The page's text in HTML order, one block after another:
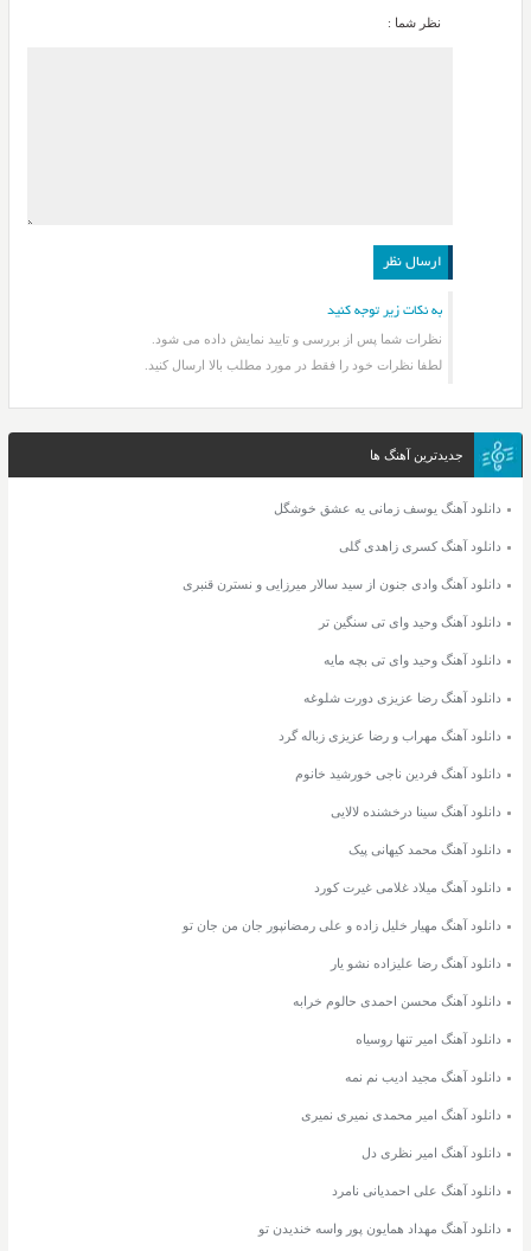
نظر شما :
به نکات زیر توجه کنید
نظرات شما پس از بررسی و تایید نمایش داده می شود.
لطفا نظرات خود را فقط در مورد مطلب بالا ارسال کنید.
جدیدترین آهنگ ها
دانلود آهنگ یوسف زمانی یه عشق خوشگل
دانلود آهنگ کسری زاهدی گلی
دانلود آهنگ وادی جنون از سید سالار میرزایی و نسترن قنبری
دانلود آهنگ وحید وای تی سنگین تر
دانلود آهنگ وحید وای تی بچه مایه
دانلود آهنگ رضا عزیزی دورت شلوغه
دانلود آهنگ مهراب و رضا عزیزی زباله گرد
دانلود آهنگ فردین ناجی خورشید خانوم
دانلود آهنگ سینا درخشنده لالایی
دانلود آهنگ محمد کیهانی پیک
دانلود آهنگ میلاد غلامی غیرت کورد
دانلود آهنگ مهیار خلیل زاده و علی رمضانپور جان من جان تو
دانلود آهنگ رضا علیزاده نشو یار
دانلود آهنگ محسن احمدی حالوم خرابه
دانلود آهنگ امیر تنها روسیاه
دانلود آهنگ مجید ادیب نم نمه
دانلود آهنگ امیر محمدی نمیری نمیری
دانلود آهنگ امیر نظری دل
دانلود آهنگ علی احمدیانی نامرد
دانلود آهنگ مهداد همایون پور واسه خندیدن تو